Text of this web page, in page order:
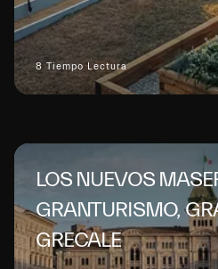
8 Tiempo Lectura
LOS NUEVOS
GRANTURISMO,
GRECALE